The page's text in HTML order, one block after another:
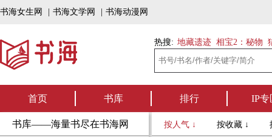
书海女生网 书海文学网 书海动漫网
热搜: 地藏遗迹 相宝2：秘物
首页 书库 排行 IP专
书库——海量书尽在书海网 按人气 ↓ 按收藏 ↓